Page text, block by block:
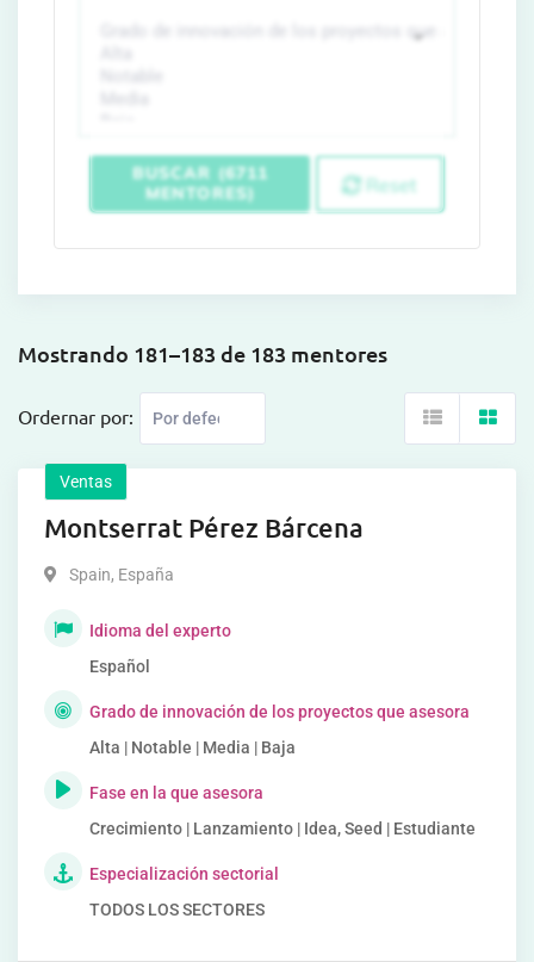
BUSCAR (6711
MENTORES)
Reset
Mostrando 181–183 de 183 mentores
Ordernar por:
Ventas
Montserrat Pérez Bárcena
Spain, España
Idioma del experto
Español
Grado de innovación de los proyectos que asesora
Alta | Notable | Media | Baja
Fase en la que asesora
Crecimiento | Lanzamiento | Idea, Seed | Estudiante
Especialización sectorial
TODOS LOS SECTORES